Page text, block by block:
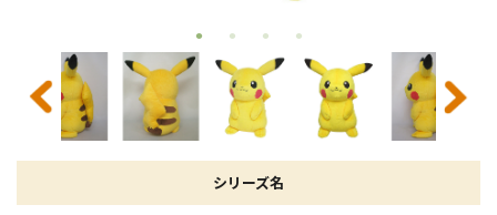
シリーズ名